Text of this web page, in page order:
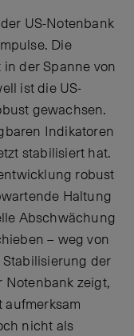
US-Notenbank
Die
der Spanne von
ist die US-
gewachsen.
Indikatoren
stabilisiert hat.
robust
Haltung
Abschwächung
– weg von
der
Notenbank zeigt,
aufmerksam
nicht als